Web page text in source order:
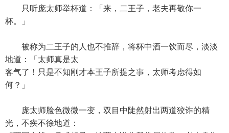
只听庞太师举杯道：「来，二王子，老夫再敬你一
杯。」
被称为二王子的人也不推辞，将杯中酒一饮而尽，淡淡
地道：「太师真是太
客气了！只是不知刚才本王子所提之事，太师考虑得如
何？」
庞太师脸色微微一变，双目中陡然射出两道狡诈的精
光，不疾不徐地道：